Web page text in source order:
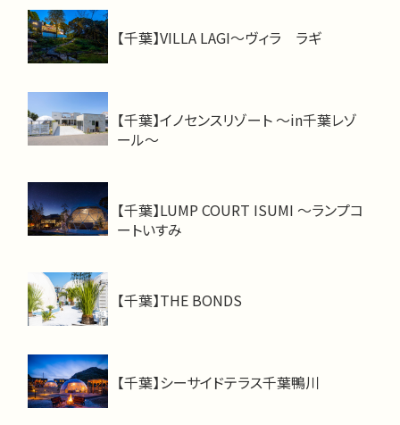
【千葉】VILLA LAGI～ヴィラ ラギ
【千葉】イノセンスリゾート ～in千葉レゾ
ール～
【千葉】LUMP COURT ISUMI ～ランプコ
ートいすみ
【千葉】THE BONDS
【千葉】シーサイドテラス千葉鴨川